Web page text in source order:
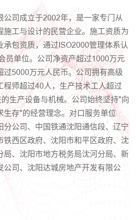
公司成立于2002年，是一家专门从
施工与设计的民营企业。施工资质为
承包资质，通过ISO2000管理体系认
员单位。公司净资产超过1000万元
过5000万元人民币。公司拥有高级
程师超过40人，生产技术工人超过
生产设备与机械。公司始终坚持"向
生存"的经营理念。对口服务单位
分公司、中国铁通沈阳通信段、辽宁
铁西区政府、沈阳市和平区政府、沈
局、沈阳市地方税务局沈河分局、新
公司、沈阳达城房地产开发有限公